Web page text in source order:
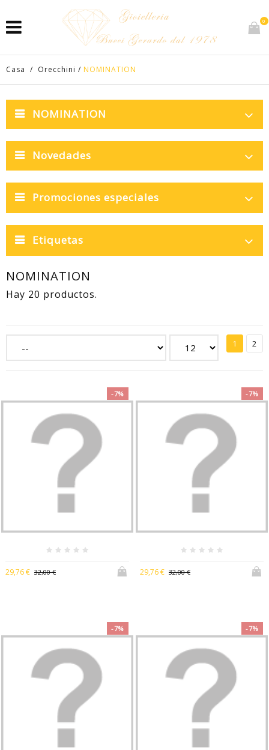
0
Casa / Orecchini / NOMINATION
NOMINATION
Novedades
Promociones especiales
Etiquetas
NOMINATION
Hay 20 productos.
1 2
-7%
29,76 € 32,00 €
-7%
29,76 € 32,00 €
-7% -7%